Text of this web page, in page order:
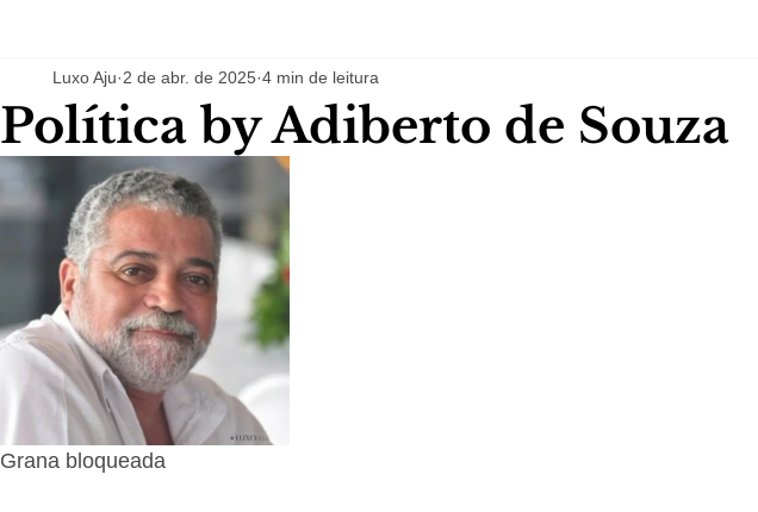
Política by Adiberto de Souza
Luxo Aju 2 de abr. de 2025 4 min de leitura
Grana bloqueada